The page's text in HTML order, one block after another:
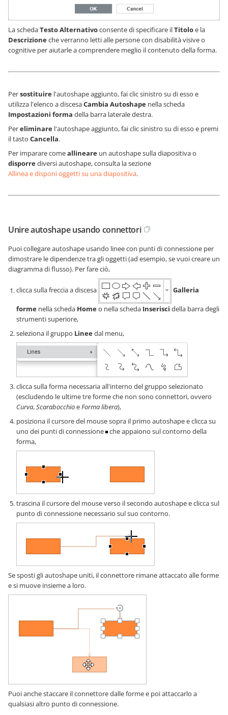
La schedaTesto Alternativoconsente di specificare ilTitoloe la
Descrizioneche verranno letti alle persone con disabilità visive o
cognitive per aiutarle a comprendere meglio il contenuto della forma.
Persostituire l'autoshape aggiunto, fai clic sinistro su di esso e
utilizza l'elenco a discesaCambia Autoshape nella scheda
Impostazioni forma della barra laterale destra.
Pereliminare l'autoshape aggiunto, fai clic sinistro su di esso e premi
il tasto Cancella.
Per imparare comeallineare un autoshape sulla diapositiva o
disporrediversi autoshape, consulta la sezione
Allinea e disponi oggetti su una diapositiva.
Unire autoshape usando connettori
Puoi collegare autoshape usando linee con punti di connessione per
dimostrare le dipendenze tra gli oggetti (ad esempio, se vuoi creare un
diagramma di flusso). Per fare ciò,
clicca sulla freccia a discesa Galleria
forme nella scheda Homeo nella scheda Inserisci della barra degli
strumenti superiore,
seleziona il gruppo Lineedal menu,
clicca sulla forma necessaria all'interno del gruppo selezionato
(escludendo le ultime tre forme che non sono connettori, ovvero
Curva,ScarabocchioeForma libera),
posiziona il cursore del mouse sopra il primo autoshape e clicca su
uno dei punti di connessione
che appaiono sul contorno della
forma,
trascina il cursore del mouse verso il secondo autoshape e clicca sul
punto di connessione necessario sul suo contorno.
Se sposti gli autoshape uniti, il connettore rimane attaccato alle forme
e si muove insieme a loro.
Puoi anche staccare il connettore dalle forme e poi attaccarlo a
qualsiasi altro punto di connessione.